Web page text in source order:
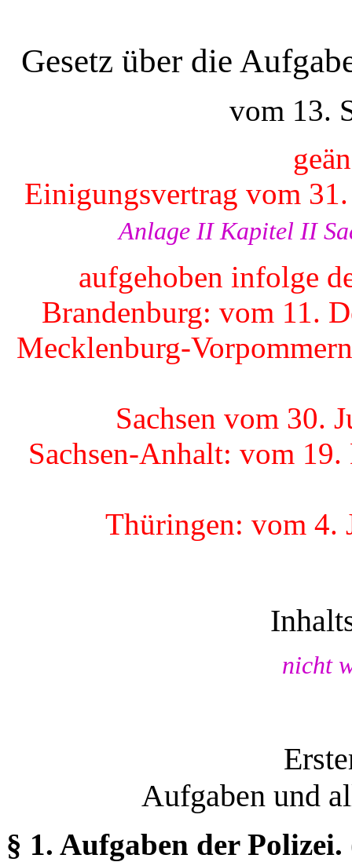
Gesetz über die
vom 13.
Einigungsvertrag vom
Anlage II Kapitel II
aufgehoben infolge
Brandenburg: vom 11.
Mecklenburg-
Sachsen vom 30.
Sachsen-Anhalt: vom
Thüringen: vom 4.
nicht
Aufgaben und
§ 1. Aufgaben der Polizei.